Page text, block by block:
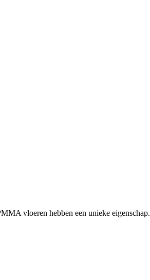
vloeren hebben een unieke eigenschap.